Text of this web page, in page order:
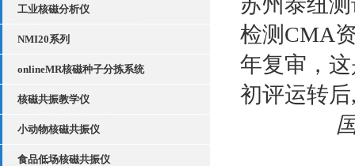
工业核磁分析仪
NMI20系列
onlineMR核磁种子分拣系统
核磁共振教学仪
小动物核磁共振仪
食品低场核磁共振仪
检测CMA
年复审，
初评运转